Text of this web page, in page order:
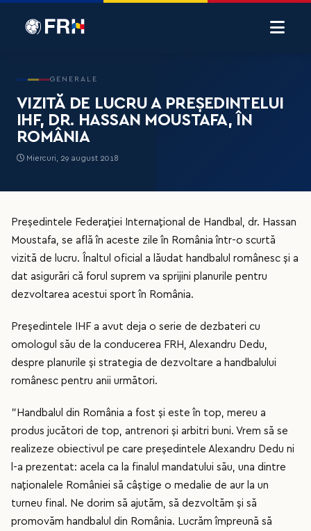
GENERALE
VIZITĂ DE LUCRU A PREȘEDINTELUI
IHF, DR. HASSAN MOUSTAFA, ÎN
ROMÂNIA
Miercuri, 29 august 2018
Președintele Federației Internațional de Handbal, dr. Hassan
Moustafa, se află în aceste zile în România într-o scurtă
vizită de lucru. Înaltul oficial a lăudat handbalul românesc și a
dat asigurări că forul suprem va sprijini planurile pentru
dezvoltarea acestui sport în România.
Președintele IHF a avut deja o serie de dezbateri cu
omologul său de la conducerea FRH, Alexandru Dedu,
despre planurile și strategia de dezvoltare a handbalului
românesc pentru anii următori.
"Handbalul din România a fost și este în top, mereu a
produs jucători de top, antrenori și arbitri buni. Vrem să se
realizeze obiectivul pe care președintele Alexandru Dedu ni
l-a prezentat: acela ca la finalul mandatului său, una dintre
naționalele României să câștige o medalie de aur la un
turneu final. Ne dorim să ajutăm, să dezvoltăm și să
promovăm handbalul din România. Lucrăm împreună să